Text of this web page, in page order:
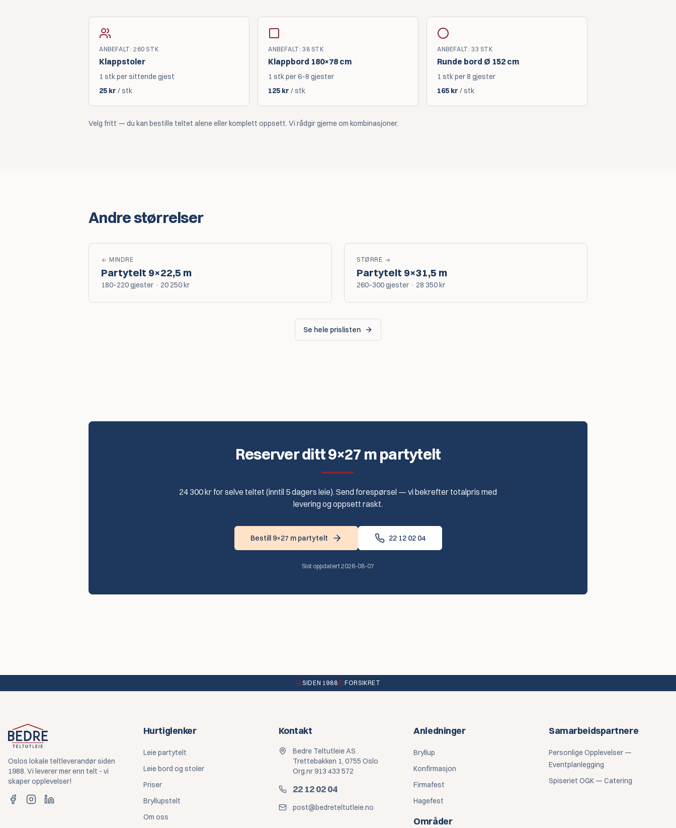
ANBEFALT :260 STK
Klappstoler
1 stk per sittende gjest
25 kr / stk
ANBEFALT :38 STK
Klappbord 180×78 cm
1 stk per 6–8 gjester
125 kr / stk
ANBEFALT :33 STK
Runde bord Ø 152 cm
1 stk per 8 gjester
165 kr / stk
Velg fritt — du kan bestille teltet alene eller komplett oppsett. Vi rådgir gjerne om kombinasjoner.
Andre størrelser
MINDRE
Partytelt 9×22,5 m
180–220gjester · 20 250kr
STØRRE
Partytelt 9×31,5 m
260–300gjester · 28 350kr
Se hele prislisten
Reserver ditt 9×27 m partytelt
24 300 kr for selve teltet (inntil 5 dagers leie). Send forespørsel — vi bekrefter totalpris med
levering og oppsett raskt.
Bestill 9×27 m partytelt 22 12 02 04
Sist oppdatert2026-08-07
SIDEN 1988 FORSIKRET
Oslos lokale teltleverandør siden
1988. Vi leverer mer enn telt - vi
skaper opplevelser!
Hurtiglenker
Leie partytelt
Leie bord og stoler
Priser
Bryllupstelt
Om oss
Kontakt
Bedre Teltutleie AS
Trettebakken 1, 0755 Oslo
Org.nr 913 433 572
22 12 02 04
post@bedreteltutleie.no
Anledninger
Bryllup
Konfirmasjon
Firmafest
Hagefest
Områder
Samarbeidspartnere
Personlige Opplevelser —
Eventplanlegging
Spiseriet OGK — Catering